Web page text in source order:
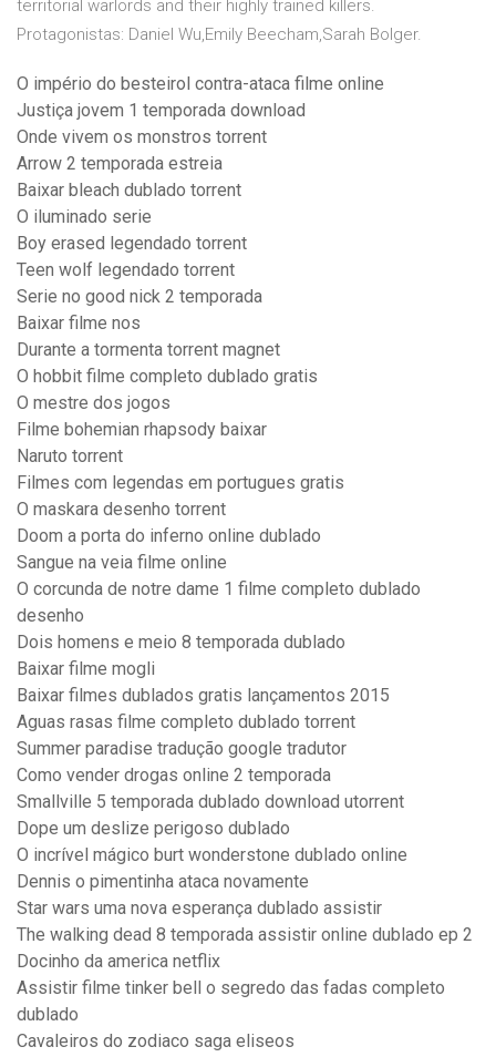
territorial warlords and their highly trained killers.
Protagonistas: Daniel Wu,Emily Beecham,Sarah Bolger.
O império do besteirol contra-ataca filme online
Justiça jovem 1 temporada download
Onde vivem os monstros torrent
Arrow 2 temporada estreia
Baixar bleach dublado torrent
O iluminado serie
Boy erased legendado torrent
Teen wolf legendado torrent
Serie no good nick 2 temporada
Baixar filme nos
Durante a tormenta torrent magnet
O hobbit filme completo dublado gratis
O mestre dos jogos
Filme bohemian rhapsody baixar
Naruto torrent
Filmes com legendas em portugues gratis
O maskara desenho torrent
Doom a porta do inferno online dublado
Sangue na veia filme online
O corcunda de notre dame 1 filme completo dublado
desenho
Dois homens e meio 8 temporada dublado
Baixar filme mogli
Baixar filmes dublados gratis lançamentos 2015
Aguas rasas filme completo dublado torrent
Summer paradise tradução google tradutor
Como vender drogas online 2 temporada
Smallville 5 temporada dublado download utorrent
Dope um deslize perigoso dublado
O incrível mágico burt wonderstone dublado online
Dennis o pimentinha ataca novamente
Star wars uma nova esperança dublado assistir
The walking dead 8 temporada assistir online dublado ep 2
Docinho da america netflix
Assistir filme tinker bell o segredo das fadas completo
dublado
Cavaleiros do zodiaco saga eliseos